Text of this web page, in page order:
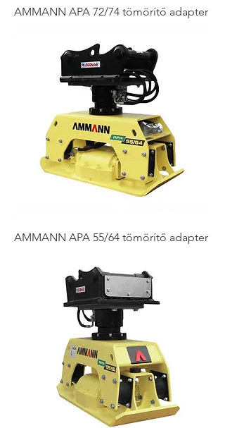
AMMANN APA 72/74 tömörítő adapter
AMMANN APA 55/64 tömörítő adapter